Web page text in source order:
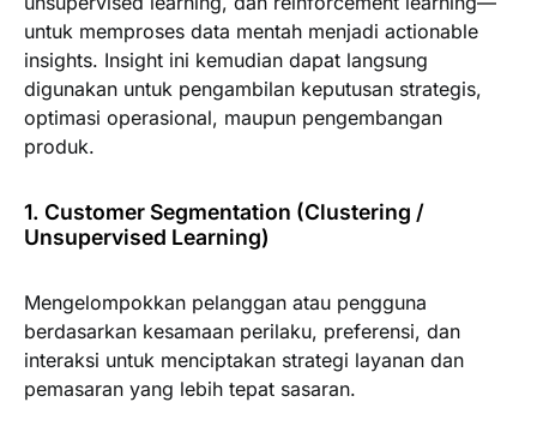
untuk memproses data mentah menjadi actionable
insights. Insight ini kemudian dapat langsung
digunakan untuk pengambilan keputusan strategis,
optimasi operasional, maupun pengembangan
produk.
1. Customer Segmentation (Clustering /
Unsupervised Learning)
Mengelompokkan pelanggan atau pengguna
berdasarkan kesamaan perilaku, preferensi, dan
interaksi untuk menciptakan strategi layanan dan
pemasaran yang lebih tepat sasaran.